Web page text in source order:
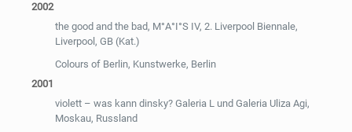
2002
the good and the bad, M°A°I°S IV, 2. Liverpool Biennale,
Liverpool, GB (Kat.)
Colours of Berlin, Kunstwerke, Berlin
2001
violett – was kann dinsky? Galeria L und Galeria Uliza Agi,
Moskau, Russland